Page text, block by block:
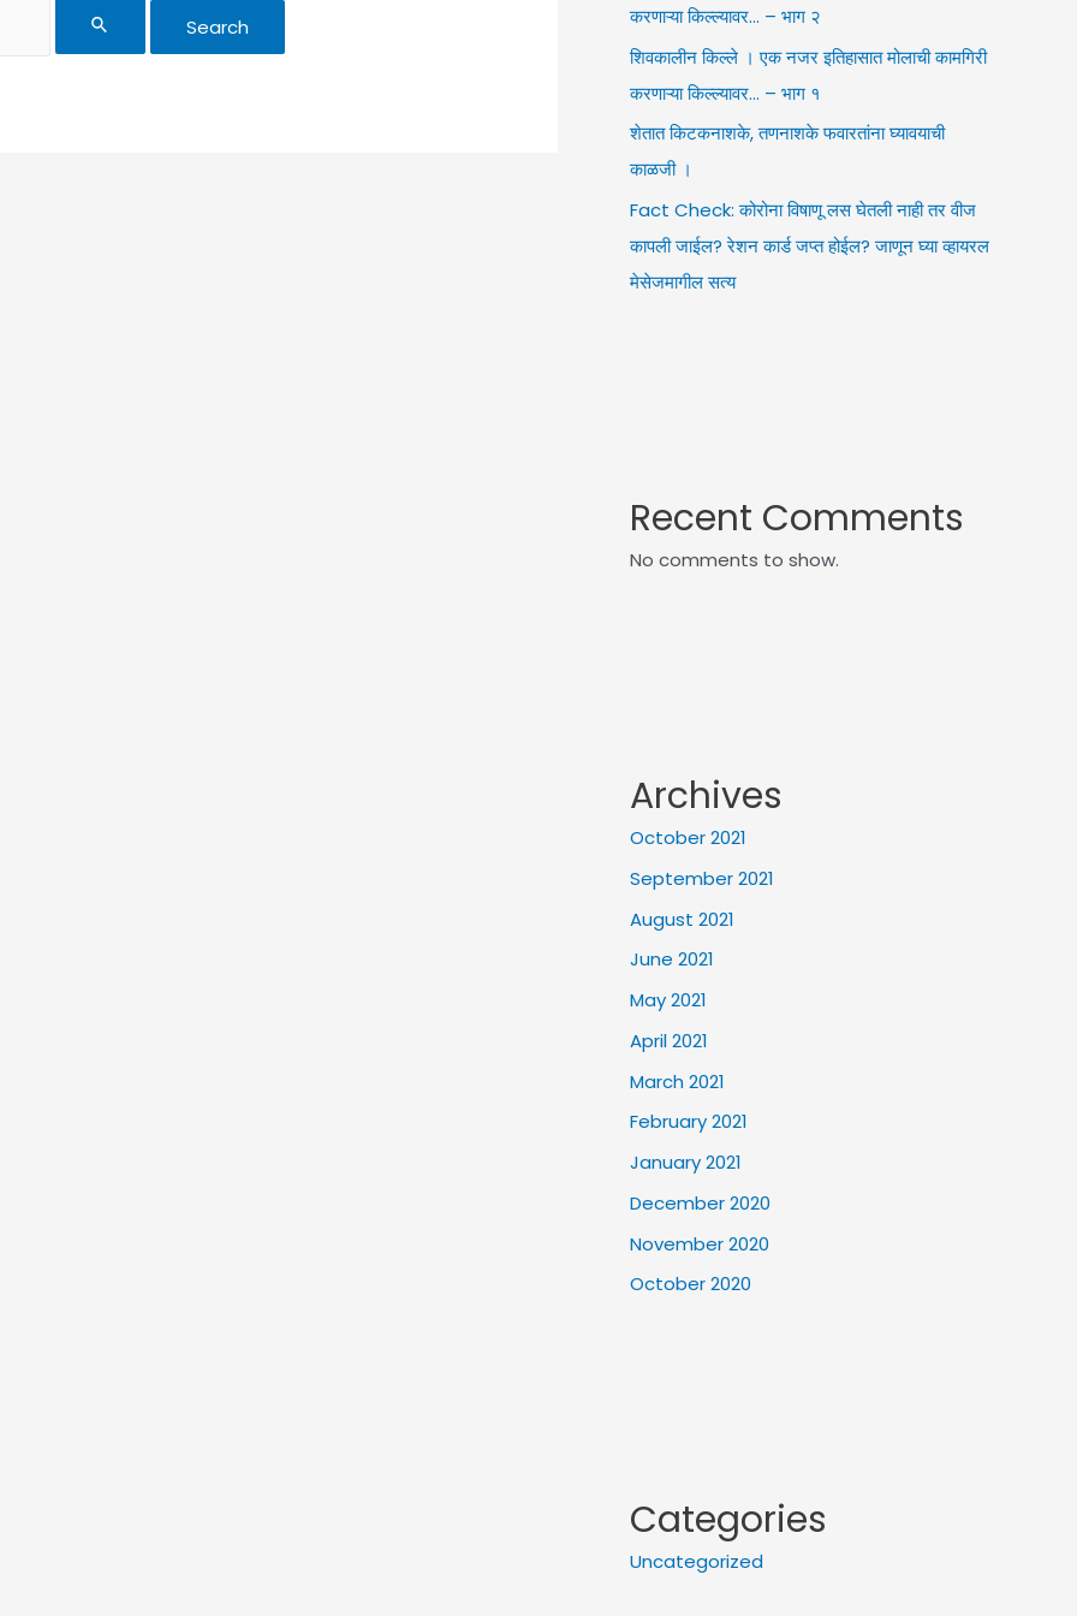
करणाऱ्या किल्ल्यावर… – भाग २
शिवकालीन किल्ले । एक नजर इतिहासात मोलाची कामगिरी
करणाऱ्या किल्ल्यावर… – भाग १
शेतात किटकनाशके, तणनाशके फवारतांना घ्यावयाची
काळजी ।
Fact Check: कोरोना विषाणू लस घेतली नाही तर वीज
कापली जाईल? रेशन कार्ड जप्त होईल? जाणून घ्या व्हायरल
मेसेजमागील सत्य
Recent Comments
No comments to show.
Archives
October 2021
September 2021
August 2021
June 2021
May 2021
April 2021
March 2021
February 2021
January 2021
December 2020
November 2020
October 2020
Categories
Uncategorized